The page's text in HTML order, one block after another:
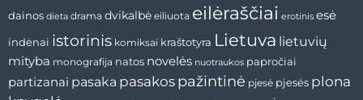
dainos dieta drama dvikalbė eiliuota eilėraščiai erotinis esė
indėnai istorinis komiksai kraštotyra Lietuva lietuvių
mityba monografija natos novelės nuotraukos papročiai
partizanai pasaka pasakos pažintinė pjesė pjesės plona